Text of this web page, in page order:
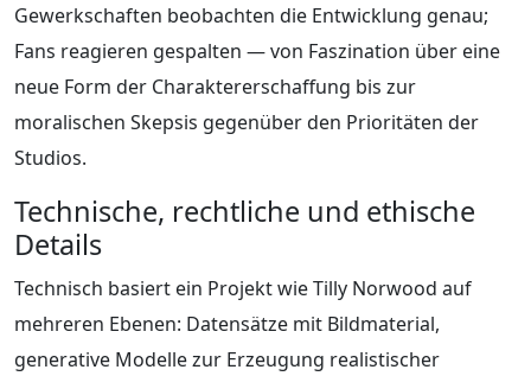
Gewerkschaften beobachten die Entwicklung genau;
Fans reagieren gespalten — von Faszination über eine
neue Form der Charaktererschaffung bis zur
moralischen Skepsis gegenüber den Prioritäten der
Studios.
Technische, rechtliche und ethische
Details
Technisch basiert ein Projekt wie Tilly Norwood auf
mehreren Ebenen: Datensätze mit Bildmaterial,
generative Modelle zur Erzeugung realistischer